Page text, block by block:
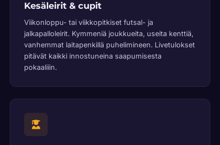
Kesäleirit & cupit
Viikonloppu- tai viikkopitkiset futsal- ja
jalkapalloleirit. Kymmeniä joukkueita, useita kenttiä,
vanhemmat laitapenkillä puhelimineen. Livetulokset
pitävät kaikki innostuneina saapumisesta
pokaaliiin.